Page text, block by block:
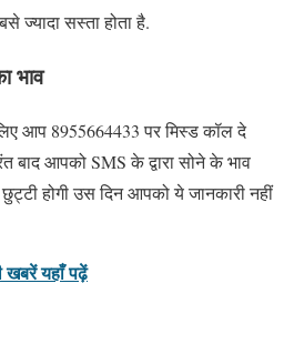
ज्यादा सस्ता होता है.
भाव
आप 8955664433 पर मिस्ड कॉल दे
आपको SMS के द्वारा सोने के भाव
होगी उस दिन आपको ये जानकारी नहीं
यहाँ पढ़ें